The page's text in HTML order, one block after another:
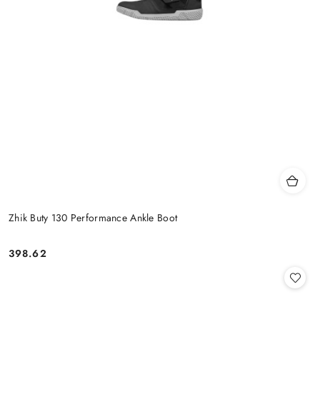
Zhik Buty 130 Performance Ankle Boot
Cena:
398.62